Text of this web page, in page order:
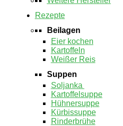
Rezepte
Beilagen
Eier kochen
Kartoffeln
Weißer Reis
Suppen
Soljanka
Kartoffelsuppe
Hühnersuppe
Kürbissuppe
Rinderbrühe